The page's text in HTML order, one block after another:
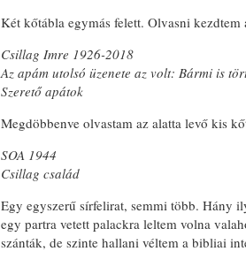
Két kőtábla egymás felett. Olvasni kezdtem
Csillag Imre 1926-2018
Az apám utolsó üzenete az volt: Bármi
Szerető apátok
Megdöbbenve olvastam az alatta levő kis
SOA 1944
Csillag család
Egy egyszerű sírfelirat, semmi több. Hány
egy partra vetett palackra leltem volna
szánták, de szinte hallani véltem a bibliai